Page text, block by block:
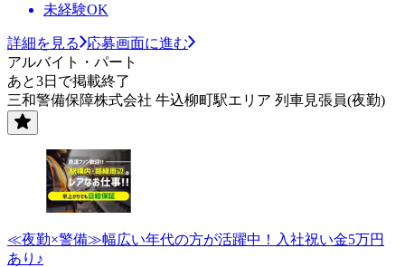
未経験OK
詳細を見る
応募画面に進む
アルバイト・パート
あと3日で掲載終了
三和警備保障株式会社 牛込柳町駅エリア 列車見張員(夜勤)
≪夜勤×警備≫幅広い年代の方が活躍中！入社祝い金5万円
あり♪